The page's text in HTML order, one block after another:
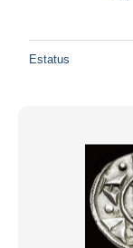
Estatus